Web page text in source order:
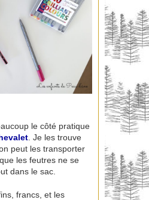
le côté pratique
. Je les trouve
peut les transporter
les feutres ne se
dans le sac.
francs, et les